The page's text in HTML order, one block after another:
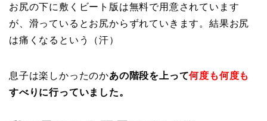
お尻の下に敷くビート版は無料で用意されています
が、滑っているとお尻からずれていきます。結果お尻
は痛くなるという（汗）
息子は楽しかったのかあの階段を上って何度も何度も
すべりに行っていました。